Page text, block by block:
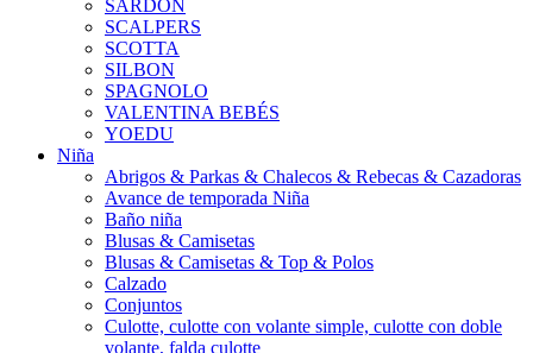
SARDON
SCALPERS
SCOTTA
SILBON
SPAGNOLO
VALENTINA BEBÉS
YOEDU
Niña
Abrigos & Parkas & Chalecos & Rebecas & Cazadoras
Avance de temporada Niña
Baño niña
Blusas & Camisetas
Blusas & Camisetas & Top & Polos
Calzado
Conjuntos
Culotte, culotte con volante simple, culotte con doble
volante, falda culotte